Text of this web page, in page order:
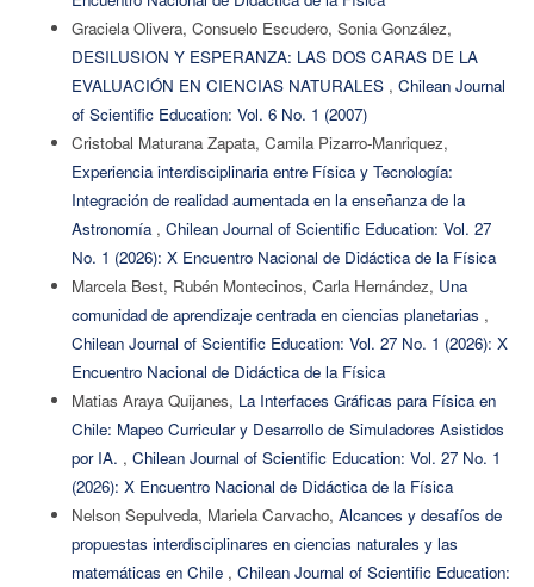
Graciela Olivera, Consuelo Escudero, Sonia González,
DESILUSION Y ESPERANZA: LAS DOS CARAS DE LA
EVALUACIÓN EN CIENCIAS NATURALES , Chilean Journal
of Scientific Education: Vol. 6 No. 1 (2007)
Cristobal Maturana Zapata, Camila Pizarro-Manriquez,
Experiencia interdisciplinaria entre Física y Tecnología:
Integración de realidad aumentada en la enseñanza de la
Astronomía , Chilean Journal of Scientific Education: Vol. 27
No. 1 (2026): X Encuentro Nacional de Didáctica de la Física
Marcela Best, Rubén Montecinos, Carla Hernández, Una
comunidad de aprendizaje centrada en ciencias planetarias ,
Chilean Journal of Scientific Education: Vol. 27 No. 1 (2026): X
Encuentro Nacional de Didáctica de la Física
Matias Araya Quijanes, La Interfaces Gráficas para Física en
Chile: Mapeo Curricular y Desarrollo de Simuladores Asistidos
por IA. , Chilean Journal of Scientific Education: Vol. 27 No. 1
(2026): X Encuentro Nacional de Didáctica de la Física
Nelson Sepulveda, Mariela Carvacho, Alcances y desafíos de
propuestas interdisciplinares en ciencias naturales y las
matemáticas en Chile , Chilean Journal of Scientific Education: